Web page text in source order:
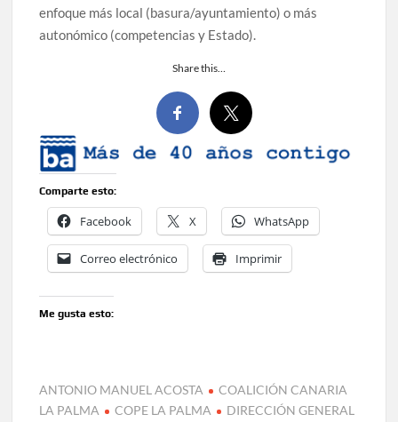
enfoque más local (basura/ayuntamiento) o más
autonómico (competencias y Estado).
Share this…
Comparte esto:
Facebook X WhatsApp
Correo electrónico Imprimir
Me gusta esto:
ANTONIO MANUEL ACOSTA
COALICIÓN CANARIA
LA PALMA
COPE LA PALMA
DIRECCIÓN GENERAL